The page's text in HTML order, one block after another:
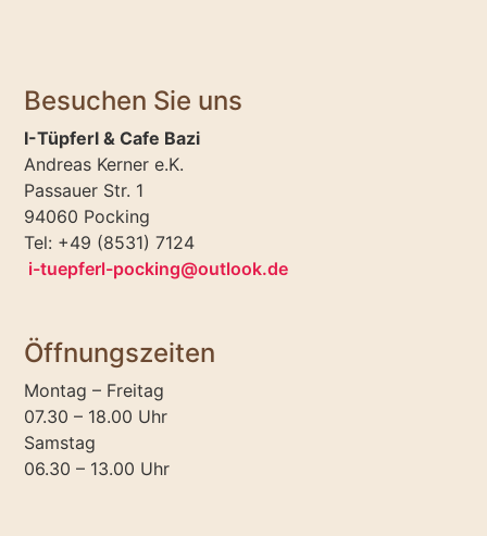
Besuchen Sie uns
I-Tüpferl & Cafe Bazi
Andreas Kerner e.K.
Passauer Str. 1
94060 Pocking
Tel: +49 (8531) 7124
i-tuepferl-pocking@outlook.de
Öffnungszeiten
Montag – Freitag
07.30 – 18.00 Uhr
Samstag
06.30 – 13.00 Uhr